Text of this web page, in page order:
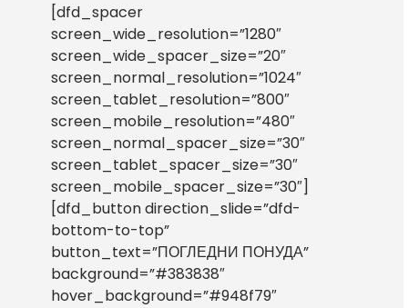
[dfd_spacer
screen_wide_resolution=”1280″
screen_wide_spacer_size=”20″
screen_normal_resolution=”1024″
screen_tablet_resolution=”800″
screen_mobile_resolution=”480″
screen_normal_spacer_size=”30″
screen_tablet_spacer_size=”30″
screen_mobile_spacer_size=”30″]
[dfd_button direction_slide=”dfd-
bottom-to-top”
button_text=”ПОГЛЕДНИ ПОНУДА”
background=”#383838″
hover_background=”#948f79″